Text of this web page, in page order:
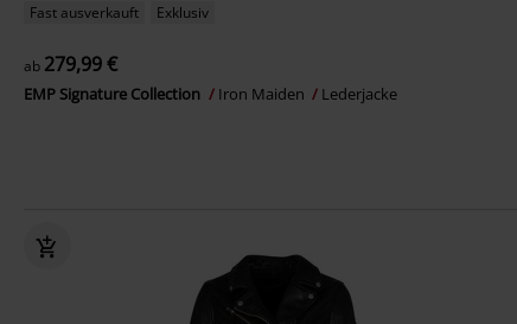
Fast ausverkauft Exklusiv
ab 279,99 €
EMP Signature Collection Iron Maiden Lederjacke